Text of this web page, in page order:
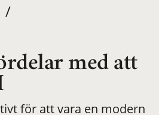
en
med att
för att vara en modern